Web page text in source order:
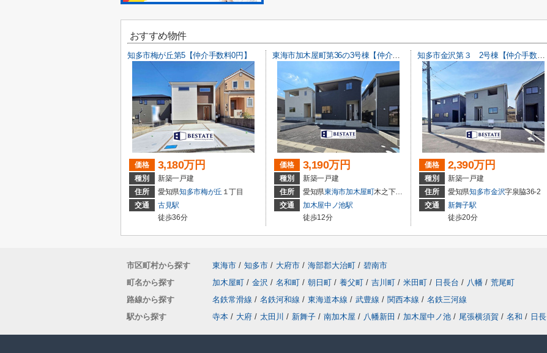
おすすめ物件
知多市梅が丘第5【仲介手数料0円】
価格 3,180万円
種別
新築一戸建
住所
愛知県知多市梅が丘 １丁目
交通
古見駅
徒歩36分
東海市加木屋町第36の3号棟【仲介手数料0円】
価格 3,190万円
種別
新築一戸建
住所
愛知県東海市加木屋町木之下152
交通
加木屋中ノ池駅
徒歩12分
知多市金沢第３ 2号棟【仲介手数料0円】
価格 2,390万円
種別
新築一戸建
住所
愛知県知多市金沢字泉脇36-2
交通
新舞子駅
徒歩20分
市区町村から探す 東海市 / 知多市 / 大府市 / 海部郡大治町 / 碧南市
町名から探す
加木屋町 / 金沢 / 名和町 / 朝日町 / 養父町 / 吉川町 / 米田町 / 日長台 / 八幡 / 荒尾町
路線から探す
名鉄常滑線 / 名鉄河和線 / 東海道本線 / 武豊線 / 関西本線 / 名鉄三河線
駅から探す
寺本 / 大府 / 太田川 / 新舞子 / 南加木屋 / 八幡新田 / 加木屋中ノ池 / 尾張横須賀 / 名和 / 日長